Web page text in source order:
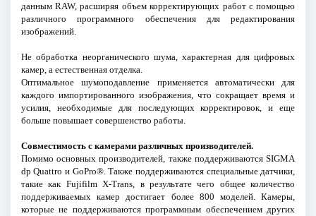
данным RAW, расширяя объем корректирующих работ с помощью
различного программного обеспечения для редактирования
изображений.
Не обработка неорганического шума, характерная для цифровых
камер, а естественная отделка.
Оптимальное шумоподавление применяется автоматически для
каждого импортированного изображения, что сокращает время и
усилия, необходимые для последующих корректировок, и еще
больше повышает совершенство работы.
Совместимость с камерами различных производителей.
Помимо основных производителей, также поддерживаются SIGMA
dp Quattro и GoPro®. Также поддерживаются специальные датчики,
такие как Fujifilm X-Trans, в результате чего общее количество
поддерживаемых камер достигает более 800 моделей. Камеры,
которые не поддерживаются программным обеспечением других